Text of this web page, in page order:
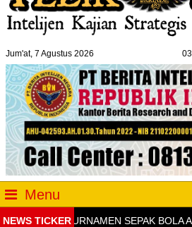
Jum'at, 7 Agustus 2026
Menu
NEWS TICKERTURNAMEN SEPAK BOLA